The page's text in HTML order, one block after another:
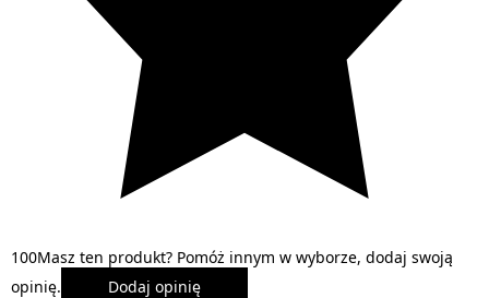
100Masz ten produkt? Pomóż innym w wyborze, dodaj swoją
opinię.
Dodaj opinię